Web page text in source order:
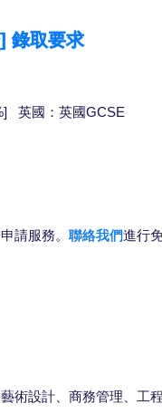
錄取要求
英國：英國GCSE
請服務。 聯絡我們進行
術設計、商務管理、工